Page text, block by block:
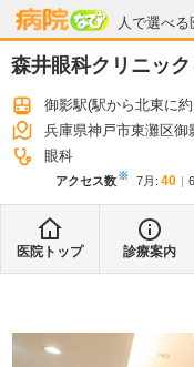
人で選べ
病院なび
森井眼科クリニック
御影駅(駅から北東に
兵庫県神戸市東灘区御
眼科
アクセス数※ 7月 : 40
医院トップ 診療案内